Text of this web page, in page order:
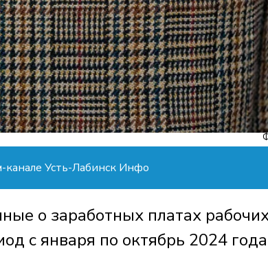
канале Усть-Лабинск Инфо
о заработных платах
с января по октябрь 2024